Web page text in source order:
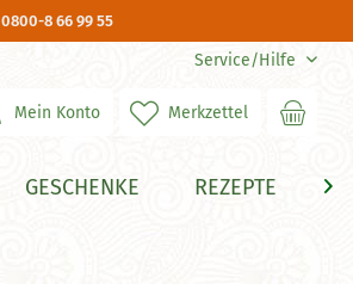
0800-8 66 99 55
Service/Hilfe
Merkzettel
Mein Konto
GESCHENKE REZEPTE 